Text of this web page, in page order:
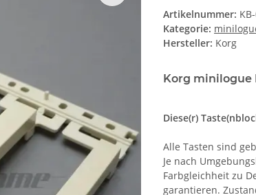
Artikelnummer:
Kategorie:
Hersteller: Korg
Korg minilogue
Diese(r)
Alle Tasten sind
Je nach
Farbgleichheit zu
garantieren.